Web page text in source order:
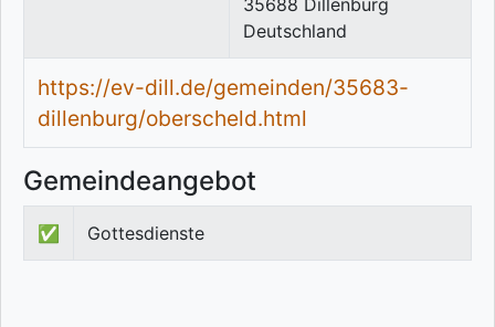
35688 Dillenburg
Deutschland
https://ev-dill.de/gemeinden/35683-
dillenburg/oberscheld.html
Gemeindeangebot
✅ Gottesdienste